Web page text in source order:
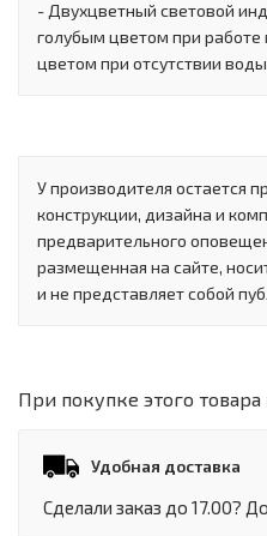
- Двухцветный световой
голубым цветом при
цветом при отсутствии воды
У производителя остается
конструкции, дизайна и
предварительного
размещенная на сайте,
и не представляет собой
При покупке этого товара
Удобная доставка
Сделали заказ до 17.00?